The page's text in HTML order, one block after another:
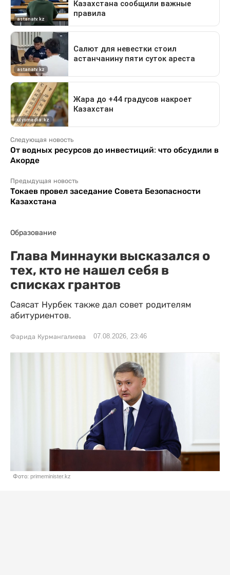
Следующая новость
От водных ресурсов до инвестиций: что обсудили в
Акорде
Предыдущая новость
Токаев провел заседание Совета Безопасности
Казахстана
Образование
Глава Миннауки высказался о
тех, кто не нашел себя в
списках грантов
Саясат Нурбек также дал совет родителям
абитуриентов.
Фарида Курмангалиева 07.08.2026, 23:46
Фото: primeminister.kz